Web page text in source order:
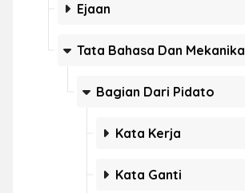
Ejaan
Tata Bahasa Dan Mekanika
Bagian Dari Pidato
Kata Kerja
Kata Ganti